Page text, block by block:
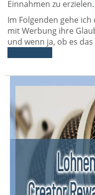
Einnahmen zu erzielen.
Im Folgenden gehe
mit Werbung ihre
und wenn ja, ob es